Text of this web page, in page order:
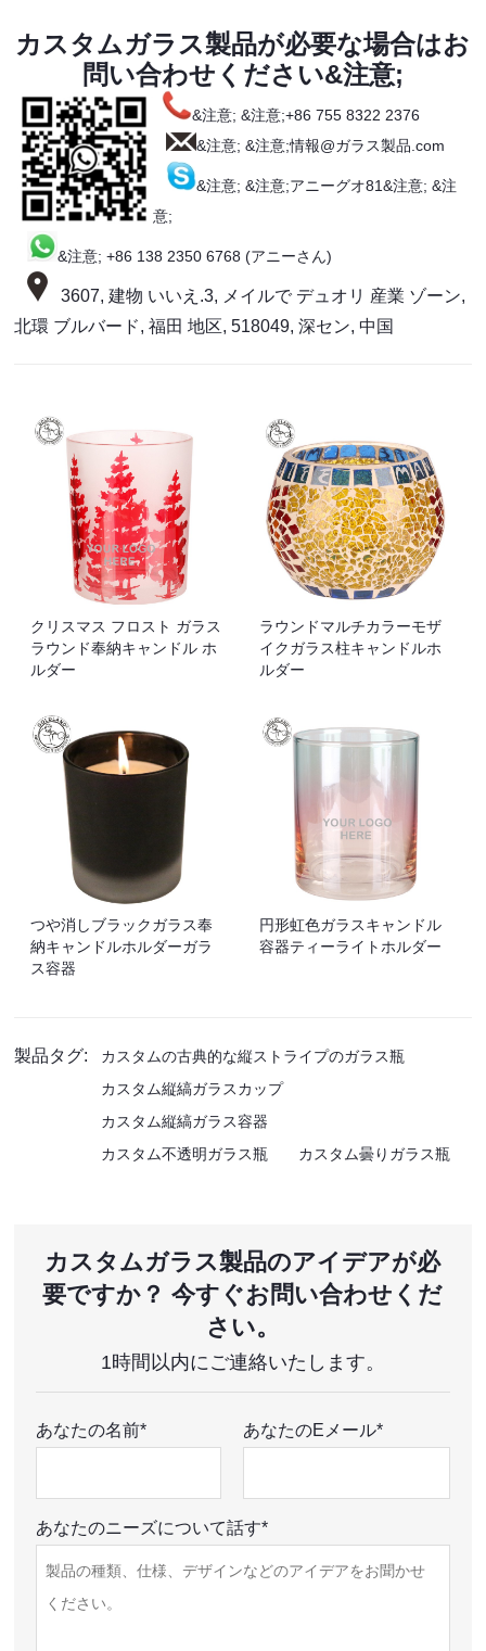
カスタムガラス製品が必要な場合はお
問い合わせください&注意;
&注意; &注意;+86 755 8322 2376
&注意; &注意;情報@ガラス製品.com
&注意; &注意;アニーグオ81&注意; &注
意;
&注意; +86 138 2350 6768 (アニーさん)
3607, 建物 いいえ.3, メイル​​で デュオリ 産業 ゾーン,
北環 ブルバード, 福田 地区, 518049, 深セン, 中国
クリスマス フロスト ガラス
ラウンド奉納キャンドル ホ
ルダー
ラウンドマルチカラーモザ
イクガラス柱キャンドルホ
ルダー
つや消しブラックガラス奉
納キャンドルホルダーガラ
ス容器
円形虹色ガラスキャンドル
容器ティーライトホルダー
製品タグ:
カスタムの古典的な縦ストライプのガラス瓶
カスタム縦縞ガラスカップ
カスタム縦縞ガラス容器
カスタム不透明ガラス瓶
カスタム曇りガラス瓶
カスタムガラス製品のアイデアが必
要ですか？ 今すぐお問い合わせくだ
さい。
1時間以内にご連絡いたします。
あなたの名前* あなたのEメール*
あなたのニーズについて話す*